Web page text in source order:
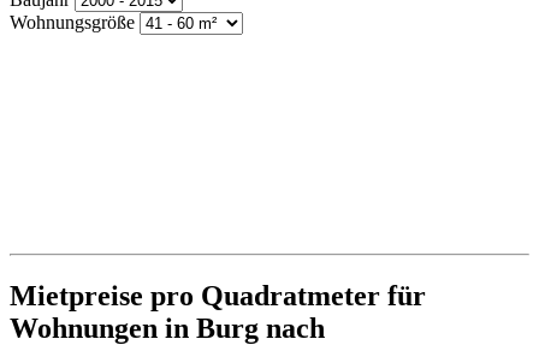
Wohnungsgröße
Mietpreise pro Quadratmeter für
Wohnungen in Burg nach